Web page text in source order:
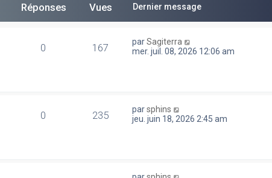
Réponses Vues Dernier message
0 167 parSagiterra
mer. juil. 08, 2026 12:06 am
0 235 parsphins
jeu. juin 18, 2026 2:45 am